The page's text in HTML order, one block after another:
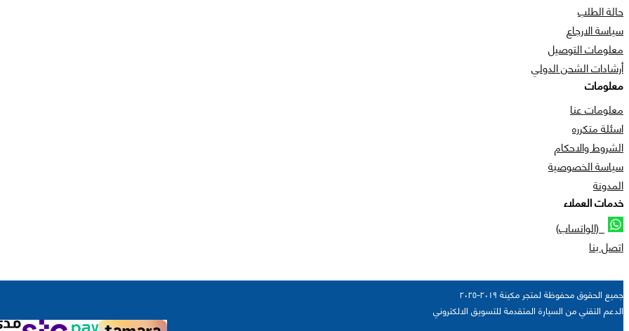
حالة الطلب
سياسة الارجاع
معلومات التوصيل
أرشادات الشحن الدولي
معلومات
معلومات عنا
اسئلة متكرره
الشروط والاحكام
سياسة الخصوصية
المدونة
خدمات العملاء
(الواتساب)
اتصل بنا
جميع الحقوق محفوظة لمتجر مكينة ٢٠١٩-٢٠٢٥
الدعم التقني من السيارة المتقدمة للتسويق الالكتروني